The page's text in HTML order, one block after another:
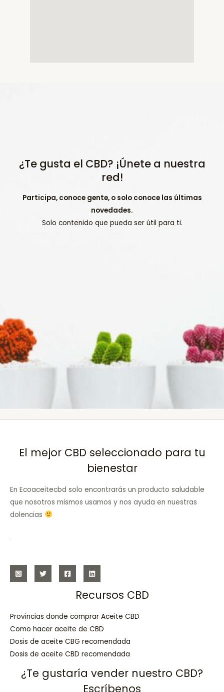
¿Te gusta el CBD? ¡Únete a nuestra
red!
Participa, conoce gente, o solo conoce las últimas
novedades.
Solo contenido que pueda ser útil para ti.
El mejor CBD seleccionado para tu
bienestar
En Ecoaceitecbd solo encontrarás un producto saludable
que nosotros mismos usamos y nos ayuda en nuestras
dolencias
Recursos CBD
Provincias donde comprar Aceite CBD
Como hacer aceite de CBD
Dosis de aceite CBG recomendada
Dosis de aceite CBD recomendada
¿Te gustaría vender nuestro CBD?
Escríbenos